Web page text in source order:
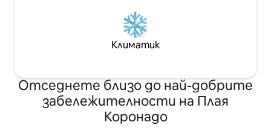
Климатик
Отседнете близо до най-добрите
забележителности на Плая
Коронадо